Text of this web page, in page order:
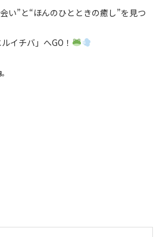
い”と“ほんのひとときの癒し”を見つ
ルイチバ」へGO ！